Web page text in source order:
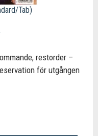
Tab)
restorder –
för utgången